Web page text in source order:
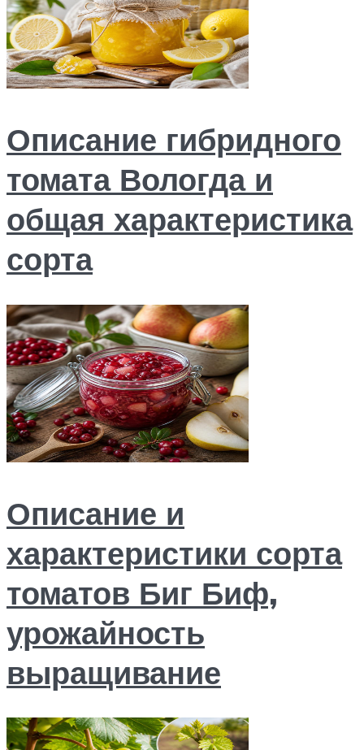
Описание гибридного
томата Вологда и
общая характеристика
сорта
Описание и
характеристики сорта
томатов Биг Биф,
урожайность
выращивание